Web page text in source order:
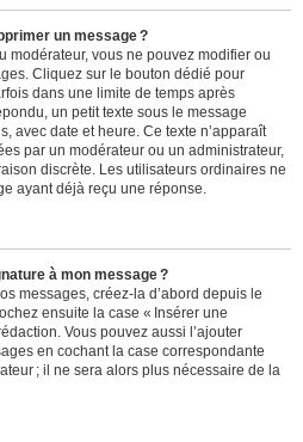
un message ?
modérateur, vous ne pouvez modifier ou
Cliquez sur le bouton dédié pour
dans une limite de temps après
un petit texte sous le message
avec date et heure. Ce texte n’apparaît
par un modérateur ou un administrateur,
discrète. Les utilisateurs ordinaires ne
ayant déjà reçu une réponse.
à mon message ?
messages, créez-la d’abord depuis le
ensuite la case « Insérer une
Vous pouvez aussi l’ajouter
en cochant la case correspondante
; il ne sera alors plus nécessaire de la